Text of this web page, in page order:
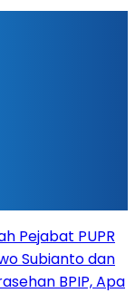
Pejabat PUPR
Subianto dan
BPIP, Apa